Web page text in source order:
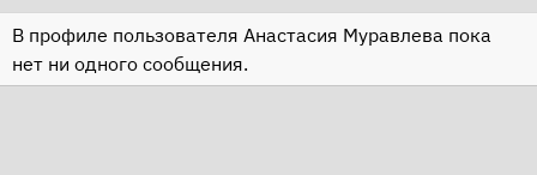
В профиле пользователя Анастасия Муравлева пока
нет ни одного сообщения.